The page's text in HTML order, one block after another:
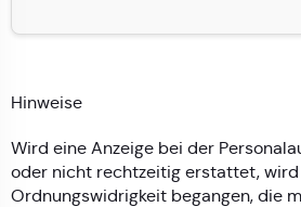
Hinweise
Wird eine Anzeige bei der
oder nicht rechtzeitig erstattet, wird
Ordnungswidrigkeit begangen, die